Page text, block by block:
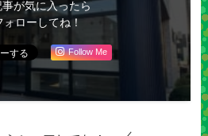
事が気に入ったら
ローしてね！
Follow Me